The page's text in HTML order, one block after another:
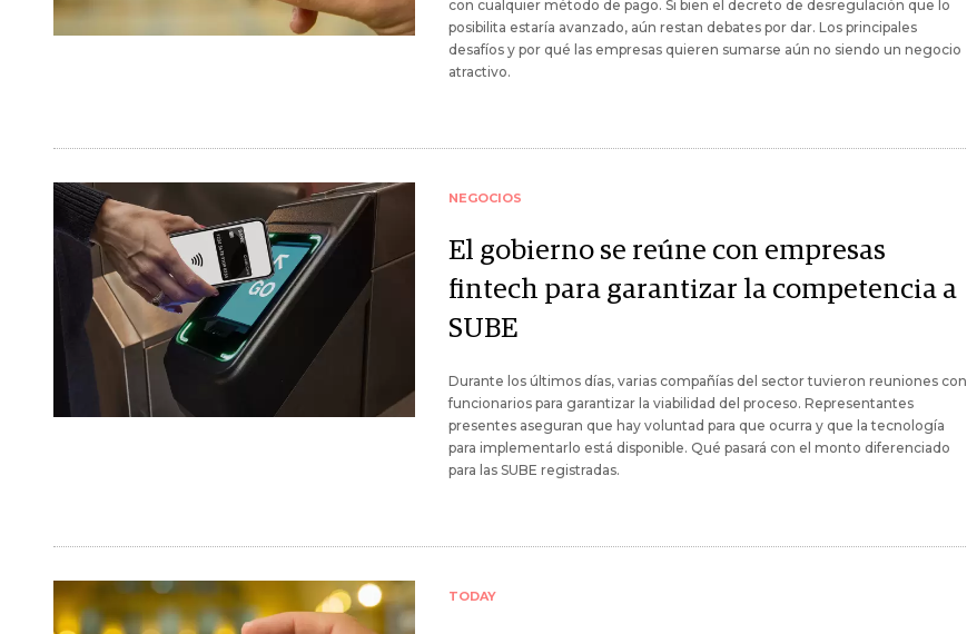
con cualquier método de pago. Si bien el decreto de desregulación que lo
posibilita estaría avanzado, aún restan debates por dar. Los principales
desafíos y por qué las empresas quieren sumarse aún no siendo un negocio
atractivo.
NEGOCIOS
El gobierno se reúne con empresas
fintech para garantizar la competencia a
SUBE
Durante los últimos días, varias compañías del sector tuvieron reuniones con
funcionarios para garantizar la viabilidad del proceso. Representantes
presentes aseguran que hay voluntad para que ocurra y que la tecnología
para implementarlo está disponible. Qué pasará con el monto diferenciado
para las SUBE registradas.
TODAY